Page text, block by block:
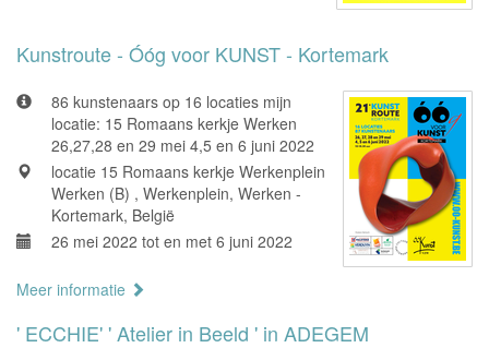
Kunstroute - Óóg voor KUNST - Kortemark
86 kunstenaars op 16 locaties mijn
locatie: 15 Romaans kerkje Werken
26,27,28 en 29 mei 4,5 en 6 juni 2022
locatie 15 Romaans kerkje Werkenplein
Werken (B) , Werkenplein, Werken -
Kortemark, België
26 mei 2022 tot en met 6 juni 2022
Meer informatie
' ECCHIE' ' Atelier in Beeld ' in ADEGEM